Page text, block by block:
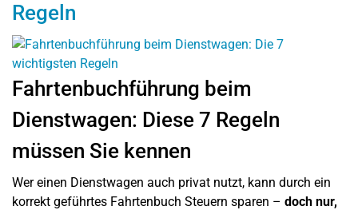
Regeln
Fahrtenbuchführung beim
Dienstwagen: Diese 7 Regeln
müssen Sie kennen
Wer einen Dienstwagen auch privat nutzt, kann durch ein
korrekt geführtes Fahrtenbuch Steuern sparen – doch nur,